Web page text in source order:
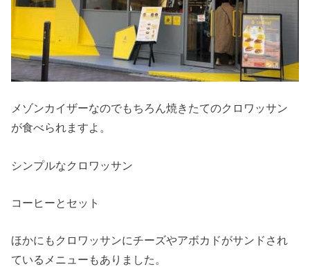
メゾンカイザーなのでもちろん焼きたてのクロワッサン
が食べられますよ。
シンプルなクロワッサン
コーヒーとセット
ほかにもクロワッサンにチーズやアボカドがサンドされ
ているメニューもありました。